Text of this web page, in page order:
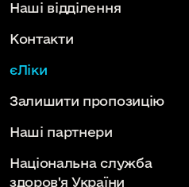
Наші відділення
Контакти
єЛіки
Залишити пропозицію
Наші партнери
Національна служба
здоров'я України